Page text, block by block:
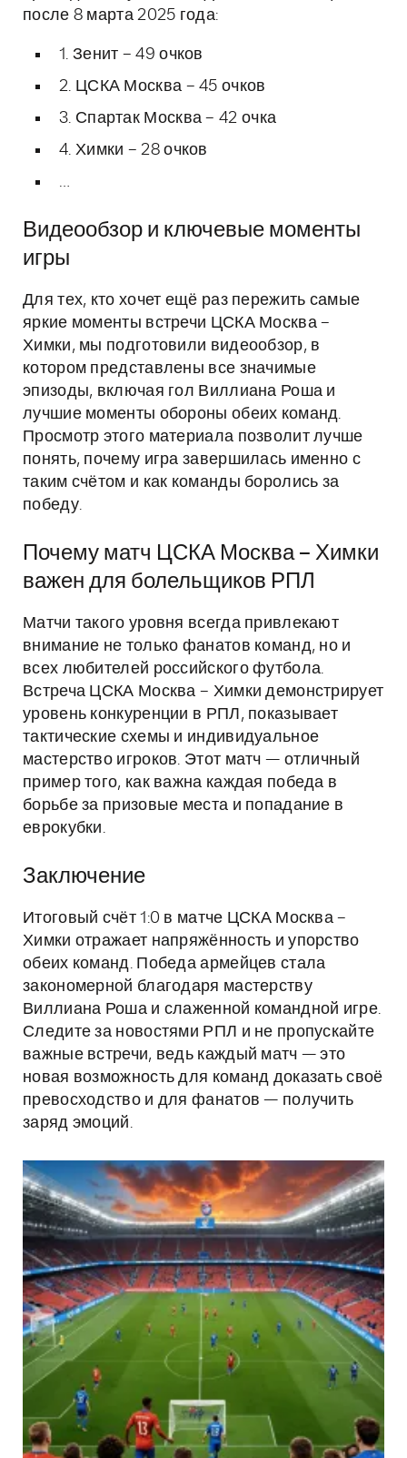
после 8 марта 2025 года:
1. Зенит – 49 очков
2. ЦСКА Москва – 45 очков
3. Спартак Москва – 42 очка
4. Химки – 28 очков
…
Видеообзор и ключевые моменты
игры
Для тех, кто хочет ещё раз пережить самые
яркие моменты встречи ЦСКА Москва –
Химки, мы подготовили видеообзор, в
котором представлены все значимые
эпизоды, включая гол Виллиана Роша и
лучшие моменты обороны обеих команд.
Просмотр этого материала позволит лучше
понять, почему игра завершилась именно с
таким счётом и как команды боролись за
победу.
Почему матч ЦСКА Москва – Химки
важен для болельщиков РПЛ
Матчи такого уровня всегда привлекают
внимание не только фанатов команд, но и
всех любителей российского футбола.
Встреча ЦСКА Москва – Химки демонстрирует
уровень конкуренции в РПЛ, показывает
тактические схемы и индивидуальное
мастерство игроков. Этот матч — отличный
пример того, как важна каждая победа в
борьбе за призовые места и попадание в
еврокубки.
Заключение
Итоговый счёт 1:0 в матче ЦСКА Москва –
Химки отражает напряжённость и упорство
обеих команд. Победа армейцев стала
закономерной благодаря мастерству
Виллиана Роша и слаженной командной игре.
Следите за новостями РПЛ и не пропускайте
важные встречи, ведь каждый матч — это
новая возможность для команд доказать своё
превосходство и для фанатов — получить
заряд эмоций.